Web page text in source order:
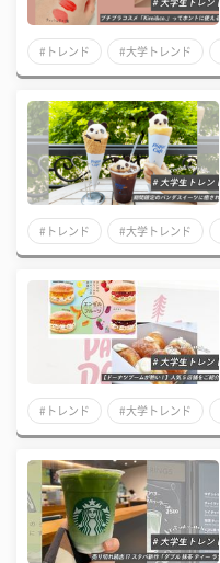
#トレンド #大学トレンド
#トレンド #大学トレンド
#トレンド #大学トレンド